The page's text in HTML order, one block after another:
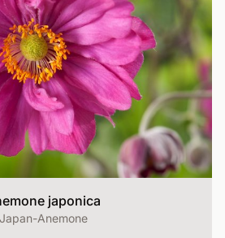
japonica
Japan-Anemone